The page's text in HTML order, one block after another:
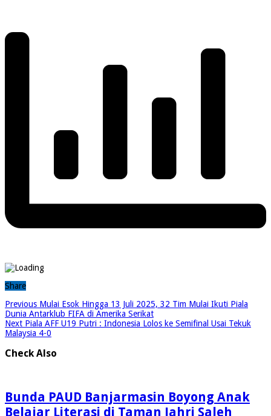
Share
Previous Mulai Esok Hingga 13 Juli 2025, 32 Tim Mulai Ikuti Piala
Dunia Antarklub FIFA di Amerika Serikat
Next Piala AFF U19 Putri : Indonesia Lolos ke Semifinal Usai Tekuk
Malaysia 4-0
Check Also
Bunda PAUD Banjarmasin Boyong Anak
Belajar Literasi di Taman Jahri Saleh